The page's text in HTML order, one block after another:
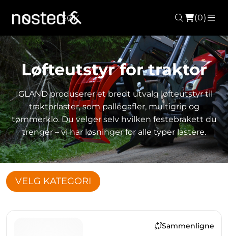
Søk
(0)
Løfteutstyr for traktor
IGLAND produserer et bredt utvalg løfteutstyr til
traktorlaster, som pallegafler, multigrip og
tømmerklo. Du velger selv hvilken festebrakett du
trenger – vi har løsninger for alle typer lastere.
VELG KATEGORI
Sammenligne